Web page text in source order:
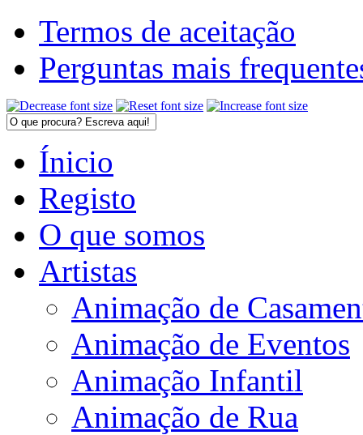
Termos de aceitação
Perguntas mais
Ínicio
Registo
O que somos
Artistas
Animação de
Animação de Eventos
Animação Infantil
Animação de Rua